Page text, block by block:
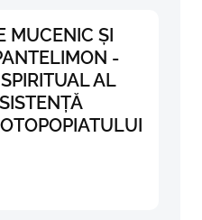
MUCENIC ȘI
-
AL